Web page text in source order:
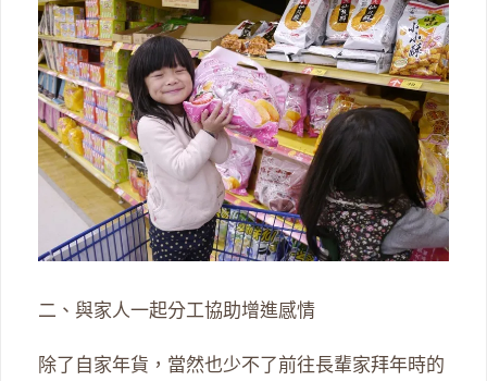
二、與家人一起分工協助增進感情
除了自家年貨，當然也少不了前往長輩家拜年時的